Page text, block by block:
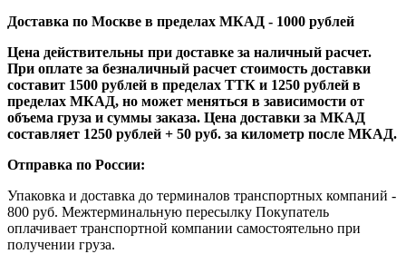
Доставка по Москве в пределах МКАД - 1000 рублей
Цена действительны при доставке за наличный расчет.
При оплате за безналичный расчет стоимость доставки
составит 1500 рублей в пределах ТТК и 1250 рублей в
пределах МКАД, но может меняться в зависимости от
объема груза и суммы заказа. Цена доставки за МКАД
составляет 1250 рублей + 50 руб. за километр после МКАД.
Отправка по России:
Упаковка и доставка до терминалов транспортных компаний -
800 руб. Межтерминальную пересылку Покупатель
оплачивает транспортной компании самостоятельно при
получении груза.